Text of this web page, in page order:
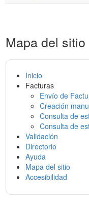
Mapa del sitio
Inicio
Facturas
Envío de
Creación
Consulta de
Consulta de
Validación
Directorio
Ayuda
Mapa del sitio
Accesibilidad